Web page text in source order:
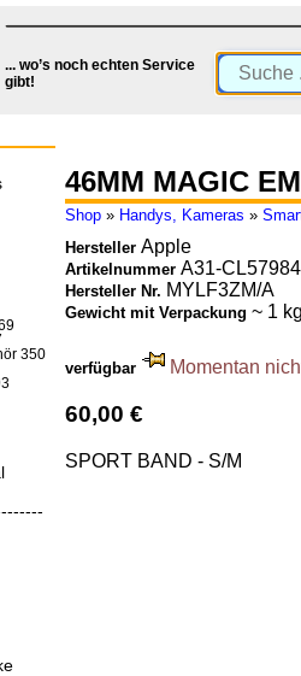
... wo’s noch echten Service
gibt!
46MM MAGIC
Shop » Handys, Kameras »
Hersteller Apple
Artikelnummer A31-CL57984
Hersteller Nr. MYLF3ZM/A
Gewicht mit Verpackung ~ 1 kg
verfügbar Momentan
60,00 €
SPORT BAND - S/M
350